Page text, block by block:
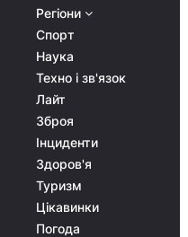
Регіони
Спорт
Наука
Техно і зв'язок
Лайт
Зброя
Інциденти
Здоров'я
Туризм
Цікавинки
Погода